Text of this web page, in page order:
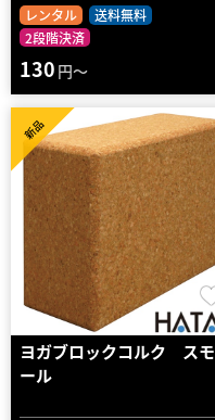
レンタル
送料無料
2段階決済
130 円～
ヨガブロックコルク スモ
ール
新品